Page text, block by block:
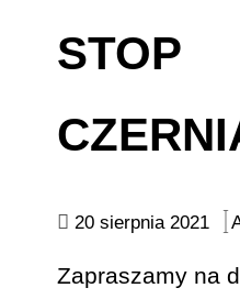
STOP
20 sierpnia 2021
Zapraszamy na